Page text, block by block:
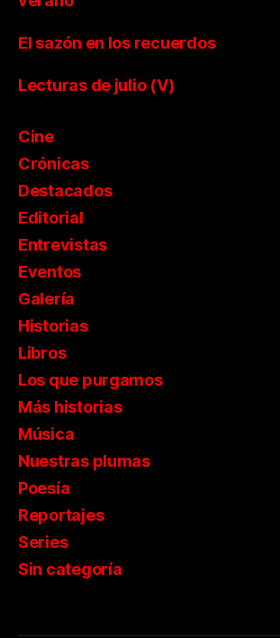
El sazón en los recuerdos
Lecturas de julio (V)
Cine
Crónicas
Destacados
Editorial
Entrevistas
Eventos
Galería
Historias
Libros
Los que purgamos
Más historias
Música
Nuestras plumas
Poesía
Reportajes
Series
Sin categoría